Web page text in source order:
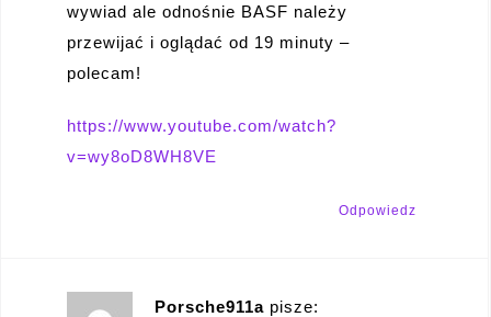
wywiad ale odnośnie BASF należy
przewijać i oglądać od 19 minuty –
polecam!
https://www.youtube.com/watch?
v=wy8oD8WH8VE
Odpowiedz
Porsche911a pisze: